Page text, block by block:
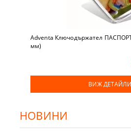
Adventa Ключодържател
мм)
ВИЖ ДЕТАЙЛИ
НОВИНИ